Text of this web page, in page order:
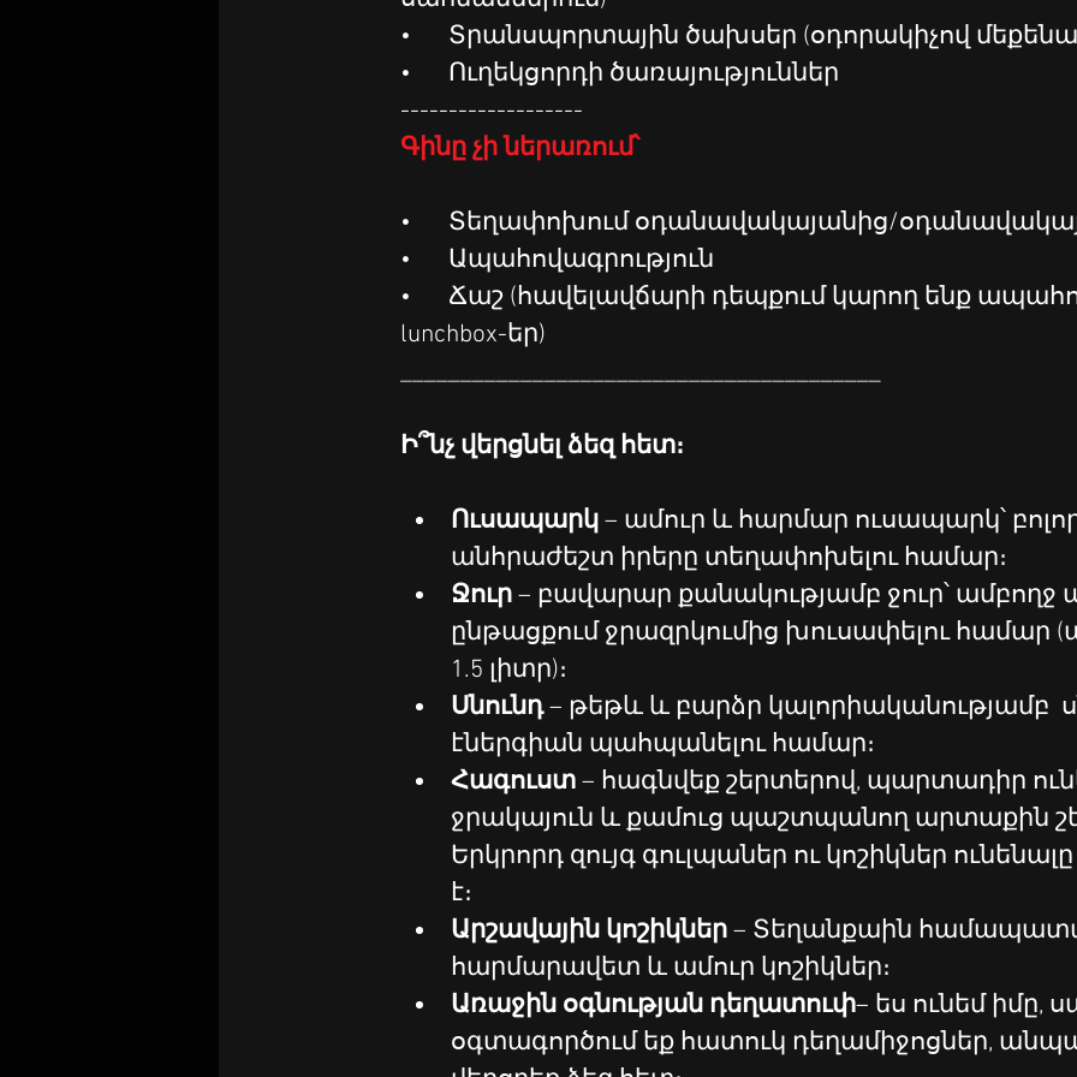
•	Տրանսպորտային ծախսեր (օդորակիչով
•	Ուղեկցորդի ծառայություններ
-------------------
Գինը չի ներառում՝
•	Տեղափոխում օդանավակայանից/
•	Ապահովագրություն
•	Ճաշ (հավելավճարի դեպքում կարող ենք ապահովել
lunchbox-եր)
Ի՞նչ վերցնել ձեզ հետ։
Ուսապարկ – ամուր և հարմար ուսապարկ՝
անհրաժեշտ իրերը տեղափոխելու համար։
Ջուր – բավարար քանակությամբ ջուր՝ ամբողջ
ընթացքում ջրազրկումից խուսափելու համար
1.5 լիտր)։
Սնունդ – թեթև և բարձր կալորիականությամբ
էներգիան պահպանելու համար։
Հագուստ – հագնվեք շերտերով, պարտադիր
ջրակայուն և քամուց պաշտպանող արտաքին
Երկրորդ զույգ գուլպաներ ու կոշիկներ
է։
Արշավային կոշիկներ – Տեղանքաին
հարմարավետ և ամուր կոշիկներ։
Առաջին օգնության դեղատուփ– ես ունեմ իմը,
օգտագործում եք հատուկ դեղամիջոցներ,